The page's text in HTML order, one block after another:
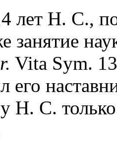
лет Н. С.,
занятие
Vita Sym.
его
у Н. С.